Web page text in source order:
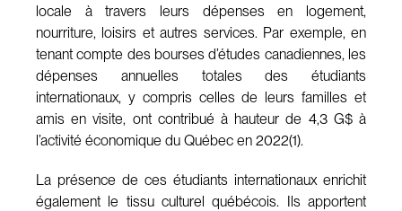
locale à travers leurs dépenses en logement,
nourriture, loisirs et autres services. Par exemple, en
tenant compte des bourses d’études canadiennes, les
dépenses annuelles totales des étudiants
internationaux, y compris celles de leurs familles et
amis en visite, ont contribué à hauteur de 4,3 G$ à
l’activité économique du Québec en 2022(1).
La présence de ces étudiants internationaux enrichit
également le tissu culturel québécois. Ils apportent